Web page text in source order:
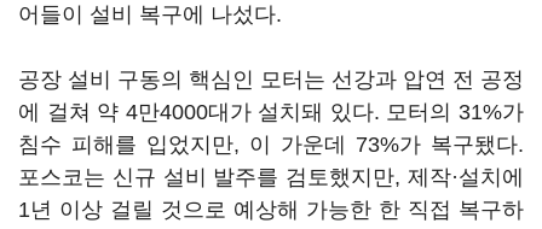
어들이 설비 복구에 나섰다.
공장 설비 구동의 핵심인 모터는 선강과 압연 전 공정
에 걸쳐 약 4만4000대가 설치돼 있다. 모터의 31%가
침수 피해를 입었지만, 이 가운데 73%가 복구됐다.
포스코는 신규 설비 발주를 검토했지만, 제작·설치에
1년 이상 걸릴 것으로 예상해 가능한 한 직접 복구하